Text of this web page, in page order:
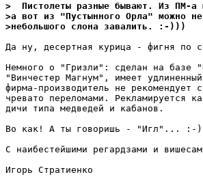
>  Пистолеты разные бывают. Из ПМ-
>а вот из "Пустынного Орла" можно
>небольшого слона завалить. :-)))
Да ну, десертная курица - фигня по
Немного о "Гризли": сделан на базе
"Винчестер Магнум", имеет
фирма-производитель не
чревато переломами. Рекламируется
дичи типа медведей и кабанов.
Во как! А ты говоришь - "Игл"... :-)
С наибестейшими регардзами и
Игорь Стратиенко